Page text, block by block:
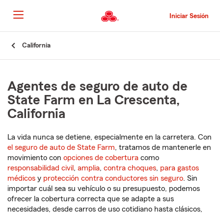
al
contenido
principal
Iniciar Sesión
California
Agentes de seguro de auto de
State Farm en La Crescenta,
California
La vida nunca se detiene, especialmente en la carretera. Con
el seguro de auto de State Farm, tratamos de mantenerle en
movimiento con opciones de cobertura como
responsabilidad civil , amplia, contra choques, para gastos
médicos y protección contra conductores sin seguro. Sin
importar cuál sea su vehículo o su presupuesto, podemos
ofrecer la cobertura correcta que se adapte a sus
necesidades, desde carros de uso cotidiano hasta clásicos,